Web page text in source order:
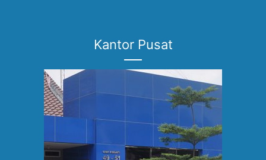
Kantor Pusat